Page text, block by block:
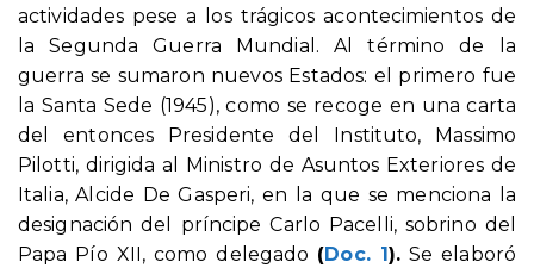
actividades pese a los trágicos acontecimientos de
la Segunda Guerra Mundial. Al término de la
guerra se sumaron nuevos Estados: el primero fue
la Santa Sede (1945), como se recoge en una carta
del entonces Presidente del Instituto, Massimo
Pilotti, dirigida al Ministro de Asuntos Exteriores de
Italia, Alcide De Gasperi, en la que se menciona la
designación del príncipe Carlo Pacelli, sobrino del
Papa Pío XII, como delegado (Doc. 1 ). Se elaboró